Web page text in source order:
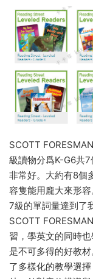
SCOTT
級讀物分爲K-G6共
非常好。大約有8個
容隻能用龐大來形
7級的單詞量達到了
SCOTT
習，學英文的同時
是不可多得的好教
了多樣化的教學選